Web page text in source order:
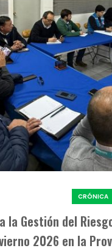
CRÓNICA
la Gestión del
2026 en la